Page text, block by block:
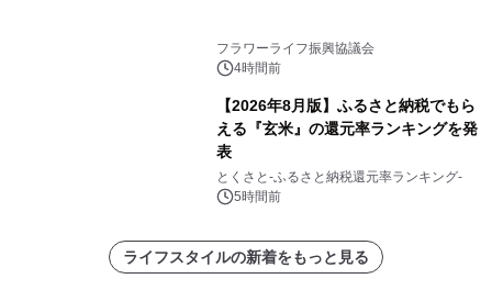
フラワーライフ振興協議会
4時間前
【2026年8月版】ふるさと納税でもら
える『玄米』の還元率ランキングを発
表
とくさと-ふるさと納税還元率ランキング-
5時間前
ライフスタイルの新着をもっと見る